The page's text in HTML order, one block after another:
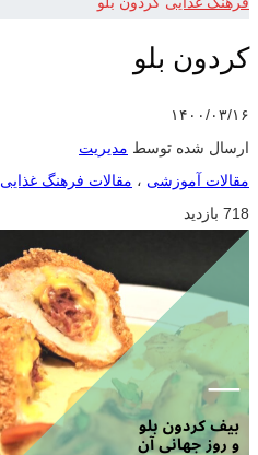
کردون بلو
۱۴۰۰/۰۳/۱۶
ارسال شده توسط مدیریت
مقالات آموزشی ، مقالات فرهنگ غذایی
718 بازدید